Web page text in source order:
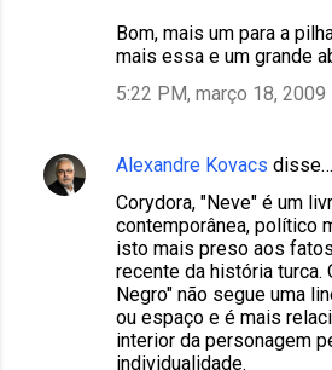
Bom, mais um para a
mais essa e um grande
5:22 PM, março 18, 2009
Alexandre Kovacs disse…
Corydora, "Neve" é um
contemporânea, político
isto mais preso aos
recente da história turca.
Negro" não segue uma
ou espaço e é mais
interior da personagem
individualidade.